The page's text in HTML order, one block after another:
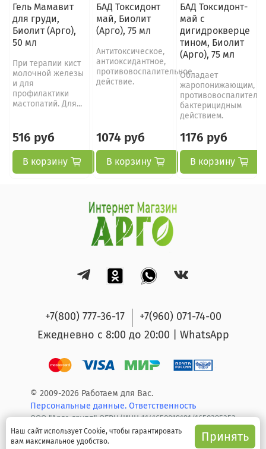
Гель Мамавит
для груди,
Биолит (Арго),
50 мл
При терапии кист
молочной железы
и для
профилактики
мастопатий. Для...
516 руб
В корзину
БАД Токсидонт
май, Биолит
(Арго), 75 мл
Антитоксическое,
антиоксидантное,
противовоспалительное
действие.
1074 руб
В корзину
БАД Токсидонт-
май с
дигидрокверце
тином, Биолит
(Арго), 75 мл
Обладает
жаропонижающим,
бактерицидным
действием.
1176 руб
В корзину
+7(800) 777-36-17
+7(960) 071-74-00
Ежедневно с 8:00 до 20:00 | WhatsApp
© 2009-2026 Работаем для Вас.
Персональные данные. Ответственность
ООО "Арго групп" ОГРН/ИНН 1141650019191/1650295353
Наш сайт использует Cookie, чтобы гарантировать
вам максимальное удобство.
Принять